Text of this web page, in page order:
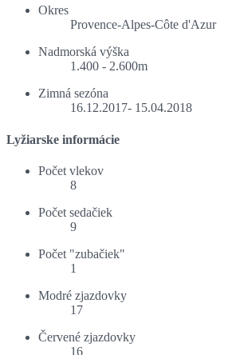
Okres
Provence-Alpes-Côte d'Azur
Nadmorská výška
1.400 - 2.600m
Zimná sezóna
16.12.2017- 15.04.2018
Lyžiarske informácie
Počet vlekov
8
Počet sedačiek
9
Počet "zubačiek"
1
Modré zjazdovky
17
Červené zjazdovky
16